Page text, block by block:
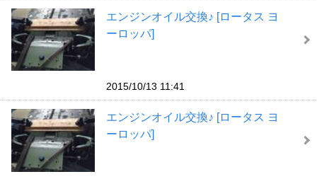
エンジンオイル交換♪ [ロータス ヨ
ーロッパ]
2015/10/13 11:41
エンジンオイル交換♪ [ロータス ヨ
ーロッパ]